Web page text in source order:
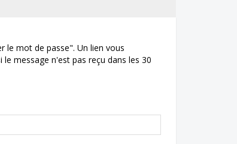
le mot de passe". Un lien vous
message n'est pas reçu dans les 30